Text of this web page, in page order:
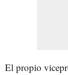
El propio